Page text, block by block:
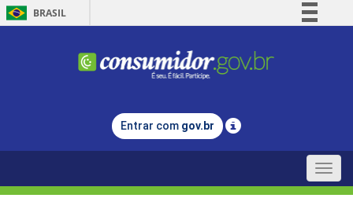
BRASIL
Comunica BR
Legislação
Entrar com gov.br
Toggle